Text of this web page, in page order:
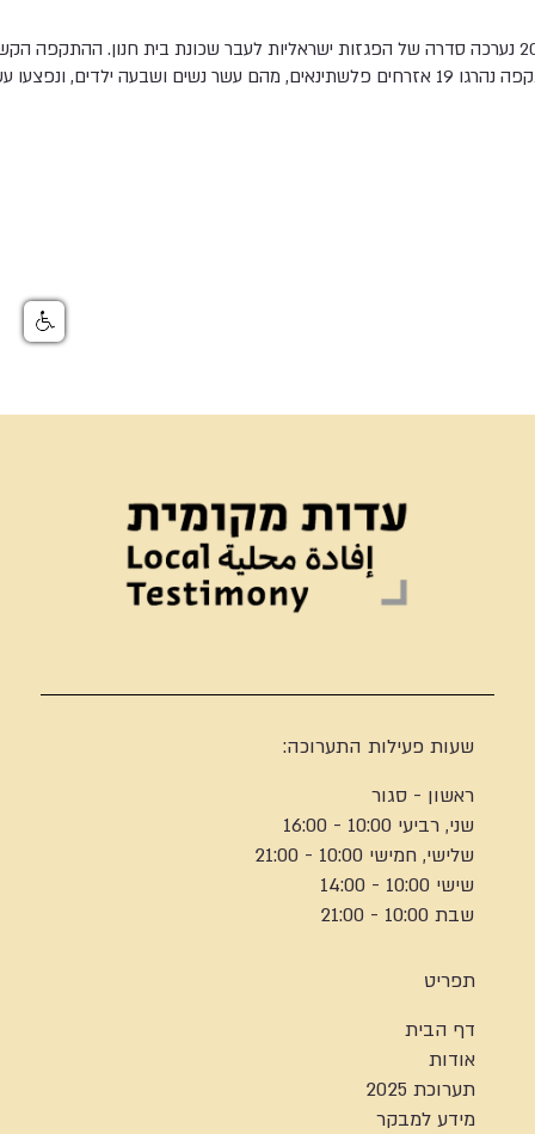
בראשית חודש נובמבר 2006 נערכה סדרה של הפגזות ישראליות לעבר שכונת בית חנון.
היום השמיני בנובמבר. בהתקפה נהרגו 19 אזרחים פלשתינאים, מהם עשר נשים ושבעה
שעות פעילות התערוכה:
ראשון - סגור
שני, רביעי 10:00 - 16:00
שלישי, חמישי 10:00 - 21:00
שישי 10:00 - 14:00
שבת 10:00 - 21:00
תפריט
דף הבית
אודות
תערוכת 2025
מידע למבקר